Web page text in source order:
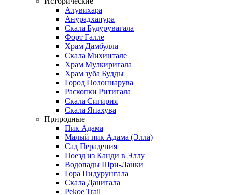
Алувихара
Анурадхапура
Скала Будурувагала
Форт Галле
Храм Дамбулла
Скала Михинтале
Храм Мулкиригала
Храм зуба Будды
Город Полоннарува
Раскопки Ритигала
Скала Сигирия
Скала Япахува
Природные
Пик Адама
Малый пик Адама (Элла)
Сад Перадения
Поезд из Канди в Эллу
Водопады Шри-Ланки
Гора Пидурунгала
Скала Данигала
Pekoe Trail